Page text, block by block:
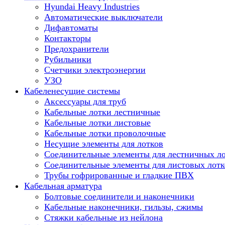
Hyundai Heavy Industries
Автоматические выключатели
Дифавтоматы
Контакторы
Предохранители
Рубильники
Счетчики электроэнергии
УЗО
Кабеленесущие системы
Аксессуары для труб
Кабельные лотки лестничные
Кабельные лотки листовые
Кабельные лотки проволочные
Несущие элементы для лотков
Соединительные элементы для лестничных
Соединительные элементы для листовых
Трубы гофрированные и гладкие ПВХ
Кабельная арматура
Болтовые соединители и наконечники
Кабельные наконечники, гильзы, сжимы
Стяжки кабельные из нейлона